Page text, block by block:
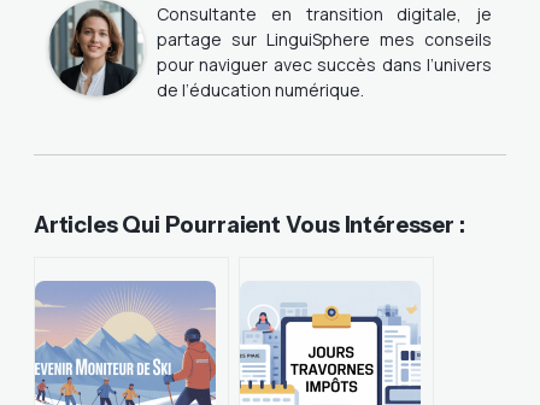
Consultante en transition digitale, je
partage sur LinguiSphere mes conseils
pour naviguer avec succès dans l’univers
de l’éducation numérique.
Articles Qui Pourraient Vous Intéresser :